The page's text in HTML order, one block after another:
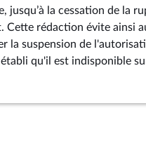
jusqu’à la cessation de la
Cette rédaction évite ainsi
la suspension de
qu'il est indisponible